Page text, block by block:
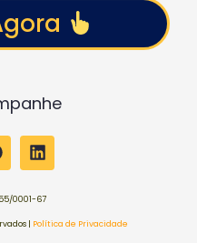
0001-67
| Política de Privacidade